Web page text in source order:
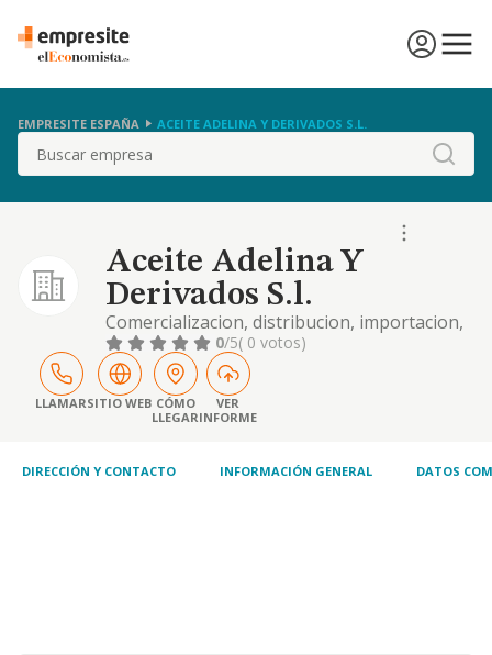
EMPRESITE ESPAÑA ACEITE ADELINA Y DERIVADOS S.L.
Buscar
Aceite Adelina Y
Derivados S.l.
Comercializacion, distribucion, importacion,
exportacion, compra y venta, al por mayor y
detalle de aceite, asi como la explotacion
agricola de fincas para el cultivo de
aceitunas.
0/5( 0 votos)
LLAMARSITIO WEB CÓMO
LLEGAR
VER
INFORME
DIRECCIÓN Y CONTACTO INFORMACIÓN GENERAL DATOS